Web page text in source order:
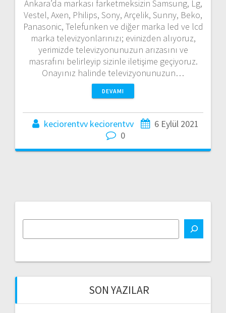
Ankara’da markası farketmeksizin Samsung, Lg,
Vestel, Axen, Philips, Sony, Arçelik, Sunny, Beko,
Panasonic, Telefunken ve diğer marka led ve lcd
marka televizyonlarınızı; evinizden alıyoruz,
yerimizde televizyonunuzun arızasını ve
masrafını belirleyip sizinle iletişime geçiyoruz.
Onayınız halinde televizyonunuzun…
DEVAMI
keciorentvv keciorentvv
6 Eylül 2021
0
SON YAZILAR